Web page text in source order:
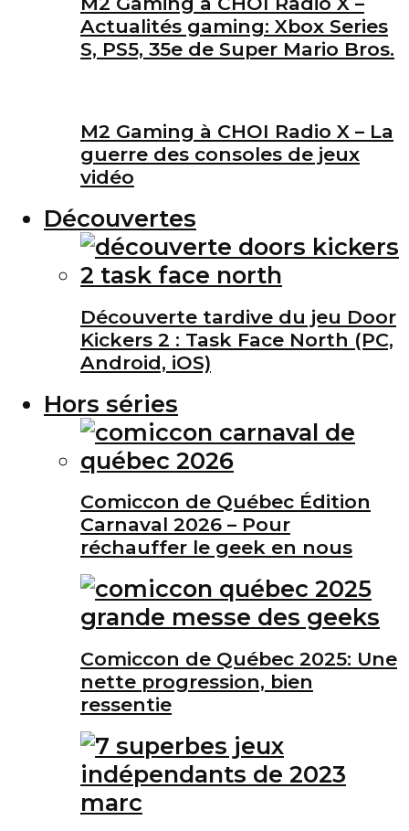
Actualités gaming: Xbox Series
S, PS5, 35e de Super Mario Bros.
M2 Gaming à CHOI Radio X – La
guerre des consoles de jeux
vidéo
Découvertes
Découverte tardive du jeu Door
Kickers 2 : Task Face North (PC,
Android, iOS)
Hors séries
Comiccon de Québec Édition
Carnaval 2026 – Pour
réchauffer le geek en nous
Comiccon de Québec 2025: Une
nette progression, bien
ressentie